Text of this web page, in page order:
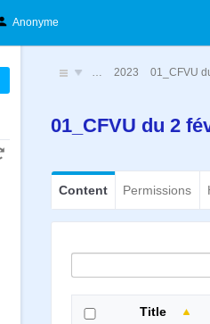
Anonyme
… 2023 01_CFVU
01_CFVU du 2
Content Permissions
Title